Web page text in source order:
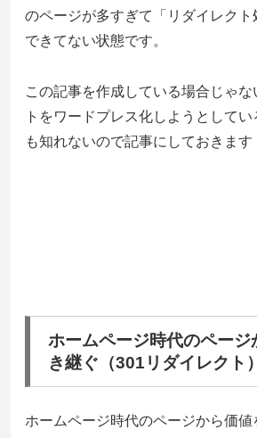
のページが多すぎて「リダイレクト
できてない状態です。
この記事を作成している場合じゃな
トをワードプレス化しようとして
も知れないので記事にしておきます
ホームページ時代のページ
き継ぐ（301リダイレクト）
ホームページ時代のページから価